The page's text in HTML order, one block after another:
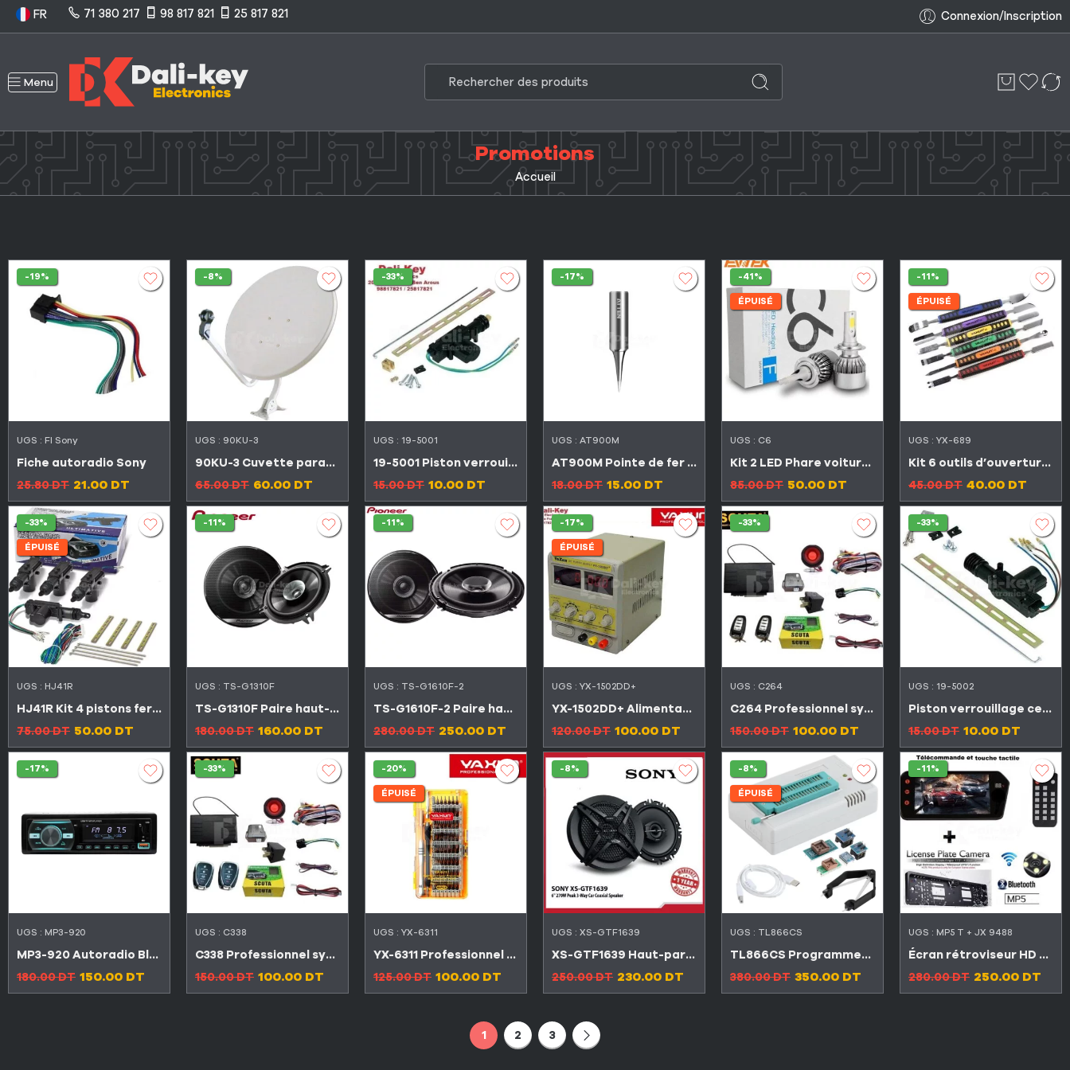
FR 71 380 217 98 817 821 25 817 821 Connexion/Inscription
Menu
Promotions
Accueil
-19%
UGS : FI Sony
Fiche autoradio Sony
25.80DT 21.00 DT
-8%
UGS : 90KU-3
90KU-3 Cuvette parabolique galvanisé professionnel 4K Sport Ultra HD 90cm
65.00DT 60.00 DT
-33%
UGS : 19-5001
19-5001 Piston verrouillage centralise 2 files
15.00DT 10.00 DT
-17%
UGS : AT900M
AT900M Pointe de fer et station à souder en cuivre
18.00DT 15.00 DT
-41%
ÉPUISÉ
UGS : C6
Kit 2 LED Phare voiture H7 12V-24V 2 côté
85.00DT 50.00 DT
-11%
ÉPUISÉ
UGS : YX-689
Kit 6 outils d’ouverture smartphones
45.00DT 40.00 DT
-33%
ÉPUISÉ
UGS : HJ41R
HJ41R Kit 4 pistons fermeture centrale auto
75.00DT 50.00 DT
-11%
UGS : TS-G1310F
TS-G1310F Paire haut-parleurs auto Pioneer l’original 13Cm 460W الاصلي
180.00DT 160.00 DT
-11%
UGS : TS-G1610F-2
TS-G1610F-2 Paire haut-parleurs auto Pioneer l’original 16-17Cm 560W الاصلي
280.00DT 250.00 DT
-17%
ÉPUISÉ
UGS : YX-1502DD+
YX-1502DD+ Alimentation réglable numérique 15V 2A avec affichage LED AC220V
120.00DT 100.00 DT
-33%
UGS : C264
C264 Professionnel système d’alarme de sécurité de voiture universel
150.00DT 100.00 DT
-33%
UGS : 19-5002
Piston verrouillage centralise 5 files
15.00DT 10.00 DT
-17%
UGS : MP3-920
MP3-920 Autoradio Bluetooth,double USB,AUX,carte mémoire,chargeur téléphone changement de couleurs automatique
180.00DT 150.00 DT
-33%
UGS : C338
C338 Professionnel système d’alarme de sécurité de voiture universel
150.00DT 100.00 DT
-20%
ÉPUISÉ
UGS : YX-6311
YX-6311 Professionnel kit tournevis de précision magnétique
125.00DT 100.00 DT
-8%
UGS : XS-GTF1639
XS-GTF1639 Haut-parleurs auto 3 voies 16-17Cm 270w
250.00DT 230.00 DT
-8%
ÉPUISÉ
UGS : TL866CS
TL866CS Programmeur universel BIOS USB
380.00DT 350.00 DT
-11%
UGS : MP5 T + JX 9488
Écran rétroviseur HD tactile avec Bluetooth USB carte mémoire lecteur vidéo et thermomètre numérique
280.00DT 250.00 DT
1 2 3